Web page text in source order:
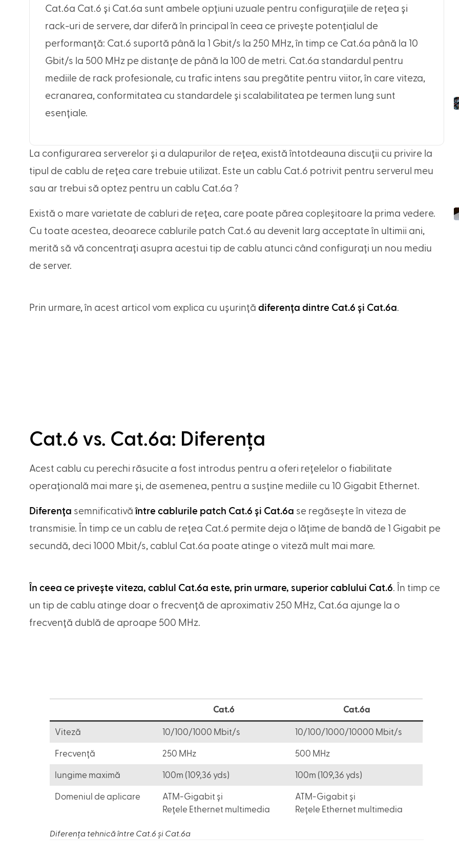
Cat.6a Cat.6 și Cat.6a sunt ambele opțiuni uzuale pentru configurațiile de rețea și
rack-uri de servere, dar diferă în principal în ceea ce privește potențialul de
performanță: Cat.6 suportă până la 1 Gbit/s la 250 MHz, în timp ce Cat.6a până la 10
Gbit/s la 500 MHz pe distanțe de până la 100 de metri. Cat.6a standardul pentru
mediile de rack profesionale, cu trafic intens sau pregătite pentru viitor, în care viteza,
ecranarea, conformitatea cu standardele și scalabilitatea pe termen lung sunt
esențiale.
La configurarea serverelor și a dulapurilor de rețea, există întotdeauna discuții cu privire la
tipul de cablu de rețea care trebuie utilizat. Este un cablu Cat.6 potrivit pentru serverul meu
sau ar trebui să optez pentru un cablu Cat.6a ?
Există o mare varietate de cabluri de rețea, care poate părea copleșitoare la prima vedere.
Cu toate acestea, deoarece cablurile patch Cat.6 au devenit larg acceptate în ultimii ani,
merită să vă concentrați asupra acestui tip de cablu atunci când configurați un nou mediu
de server.
Prin urmare, în acest articol vom explica cu ușurință diferența dintre Cat.6 și Cat.6a.
Cat.6 vs. Cat.6a: Diferența
Acest cablu cu perechi răsucite a fost introdus pentru a oferi rețelelor o fiabilitate
operațională mai mare și, de asemenea, pentru a susține mediile cu 10 Gigabit Ethernet.
Diferența semnificativăîntre cablurile patch Cat.6 și Cat.6a se regăsește în viteza de
transmisie. În timp ce un cablu de rețea Cat.6 permite deja o lățime de bandă de 1 Gigabit pe
secundă, deci 1000 Mbit/s, cablul Cat.6a poate atinge o viteză mult mai mare.
În ceea ce privește viteza, cablul Cat.6a este, prin urmare, superior cablului Cat.6. În timp ce
un tip de cablu atinge doar o frecvență de aproximativ 250 MHz, Cat.6a ajunge la o
frecvență dublă de aproape 500 MHz.
Cat.6 Cat.6a
Viteză 10/100/1000 Mbit/s 10/100/1000/10000 Mbit/s
Frecvență 250 MHz 500 MHz
lungime maximă 100m (109,36 yds) 100m (109,36 yds)
Domeniul de aplicare
ATM-Gigabit și
Rețele Ethernet multimedia
ATM-Gigabit și
Rețele Ethernet multimedia
Diferența tehnică între Cat.6 și Cat.6a